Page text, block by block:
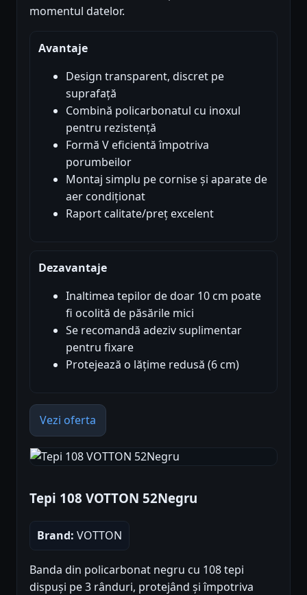
momentul datelor.
Avantaje
Design transparent, discret pe
suprafață
Combină policarbonatul cu inoxul
pentru rezistență
Formă V eficientă împotriva
porumbeilor
Montaj simplu pe cornise și aparate de
aer condiționat
Raport calitate/preț excelent
Dezavantaje
Inaltimea tepilor de doar 10 cm poate
fi ocolită de păsările mici
Se recomandă adeziv suplimentar
pentru fixare
Protejează o lățime redusă (6 cm)
Vezi oferta
Tepi 108 VOTTON 52Negru
Brand: VOTTON
Banda din policarbonat negru cu 108 tepi
dispuși pe 3 rânduri, protejând și împotriva